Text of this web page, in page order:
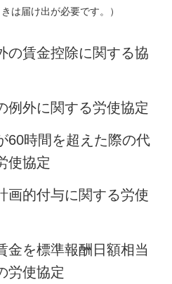
は届け出が必要です。）
の賃金控除に関する協
例外に関する労使協定
60時間を超えた際の代
使協定
画的付与に関する労使
金を標準報酬日額相当
労使協定